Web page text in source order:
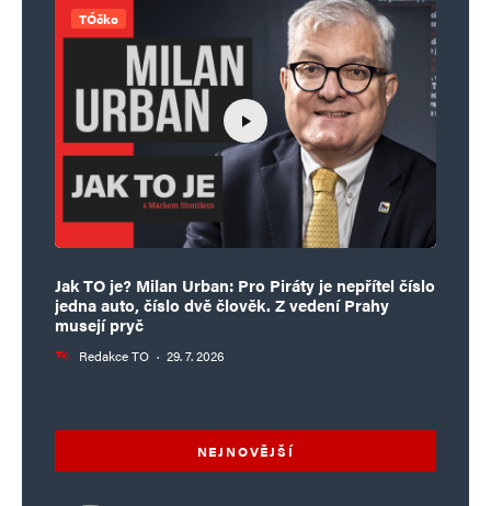
TÓčko
Jak TO je? Milan Urban: Pro Piráty je nepřítel číslo
jedna auto, číslo dvě člověk. Z vedení Prahy
musejí pryč
Redakce TO · 29. 7. 2026
NEJNOVĚJŠÍ